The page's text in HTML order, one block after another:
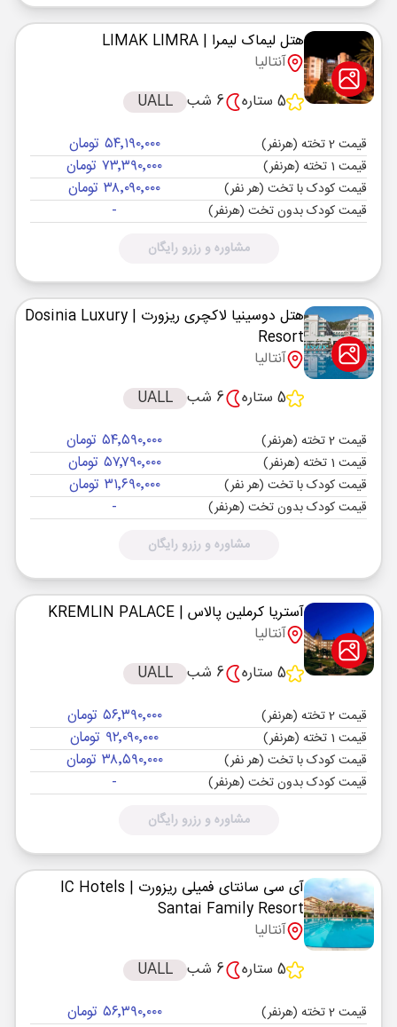
هتل لیماک لیمرا | LIMAK LIMRA
آنتالیا
5 ستاره
6 شب UALL
قیمت 2 تخته (هرنفر) ۵۴٬۱۹۰٬۰۰۰ تومان
قیمت 1 تخته (هرنفر) ۷۳٬۳۹۰٬۰۰۰ تومان
قیمت کودک با تخت (هر نفر) ۳۸٬۰۹۰٬۰۰۰ تومان
قیمت کودک بدون تخت (هرنفر) -
مشاوره و رزرو رایگان
هتل دوسینیا لاکچری ریزورت
| Dosinia Luxury
Resort
آنتالیا
5 ستاره
6 شب UALL
قیمت 2 تخته (هرنفر) ۵۴٬۵۹۰٬۰۰۰ تومان
قیمت 1 تخته (هرنفر) ۵۷٬۷۹۰٬۰۰۰ تومان
قیمت کودک با تخت (هر نفر) ۳۱٬۶۹۰٬۰۰۰ تومان
قیمت کودک بدون تخت (هرنفر) -
مشاوره و رزرو رایگان
آستریا کرملین پالاس | KREMLIN PALACE
آنتالیا
5 ستاره
6 شب UALL
قیمت 2 تخته (هرنفر) ۵۶٬۳۹۰٬۰۰۰ تومان
قیمت 1 تخته (هرنفر) ۹۲٬۰۹۰٬۰۰۰ تومان
قیمت کودک با تخت (هر نفر) ۳۸٬۵۹۰٬۰۰۰ تومان
قیمت کودک بدون تخت (هرنفر) -
مشاوره و رزرو رایگان
آی سی سانتای فمیلی ریزورت
| IC Hotels
Santai Family Resort
آنتالیا
5 ستاره
6 شب UALL
قیمت 2 تخته (هرنفر) ۵۶٬۳۹۰٬۰۰۰ تومان